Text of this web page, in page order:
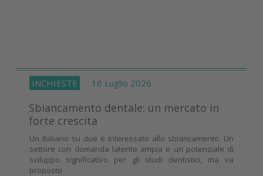
INCHIESTE 16 Luglio 2026
Sbiancamento dentale: un mercato in
forte crescita
Un italiano su due è interessato allo sbiancamento. Un
settore con domanda latente ampia e un potenziale di
sviluppo significativo per gli studi dentistici, ma va
proposto